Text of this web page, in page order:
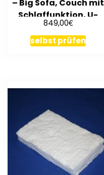
– Big Sofa, Couch mit
Schlaffunktion, U-
Form
849,00€
selbst prüfen